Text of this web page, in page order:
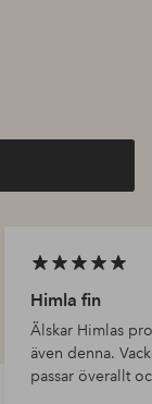
Himla fin
Älskar Himlas
även denna.
passar överallt